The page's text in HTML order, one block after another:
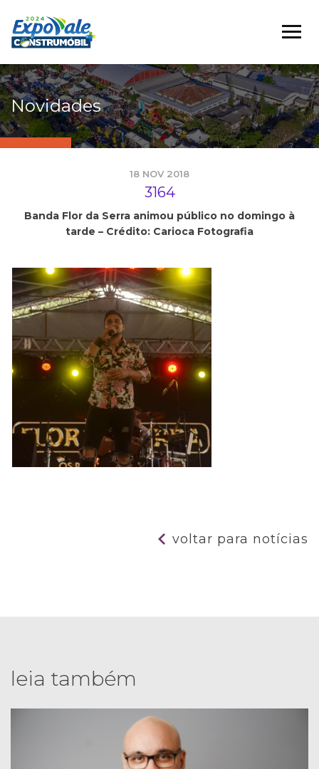
Novidades
18 NOV 2018
3164
Banda Flor da Serra animou público no domingo à
tarde – Crédito: Carioca Fotografia
voltar para notícias
leia também